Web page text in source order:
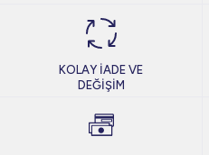
KOLAY İADE VE
DEĞİŞİM